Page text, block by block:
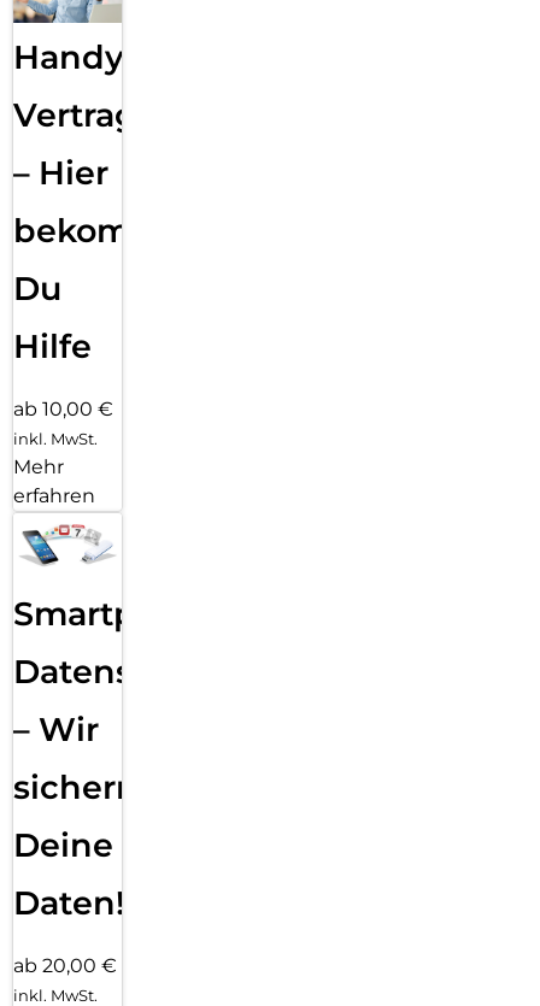
Handy
Vertragsabwicklung
– Hier
bekommst
Du
Hilfe
ab 10,00 €
inkl. MwSt.
Mehr
erfahren
Smartphone
Datensicherung
– Wir
sichern
Deine
Daten!
ab 20,00 €
inkl. MwSt.